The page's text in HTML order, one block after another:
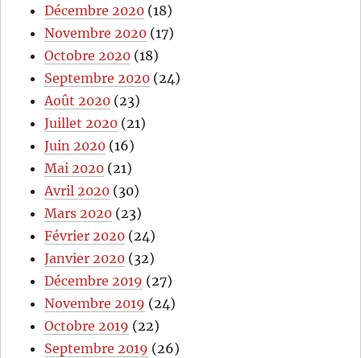
Décembre 2020 (18)
Novembre 2020 (17)
Octobre 2020 (18)
Septembre 2020 (24)
Août 2020 (23)
Juillet 2020 (21)
Juin 2020 (16)
Mai 2020 (21)
Avril 2020 (30)
Mars 2020 (23)
Février 2020 (24)
Janvier 2020 (32)
Décembre 2019 (27)
Novembre 2019 (24)
Octobre 2019 (22)
Septembre 2019 (26)